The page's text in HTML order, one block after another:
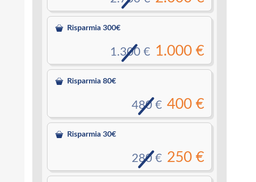
Risparmia 300€
1.000 €
1.300 €
Risparmia 80€
400 €
480 €
Risparmia 30€
250 €
280 €